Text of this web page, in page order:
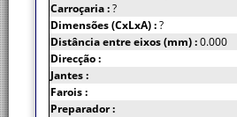
Carroçaria :?
Dimensões (CxLxA) :?
Distância entre eixos (mm) :0.000
Direcção :
Jantes :
Farois :
Preparador :